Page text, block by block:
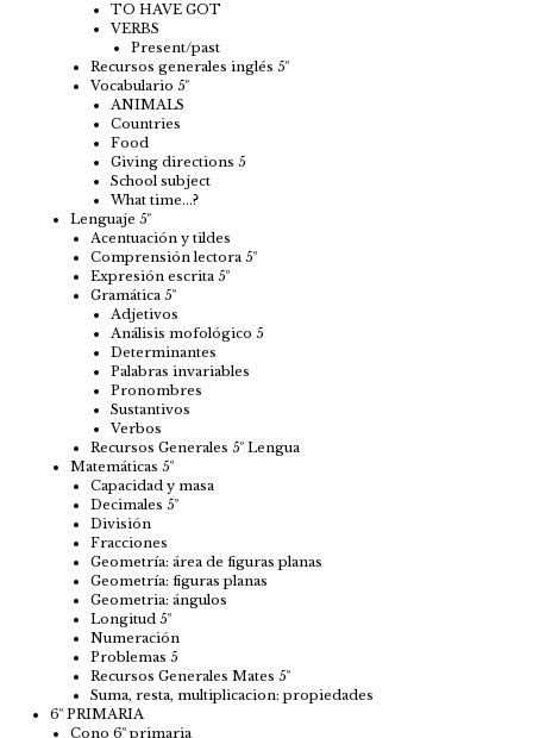
TO HAVE GOT
VERBS
Present/past
Recursos generales inglés 5º
Vocabulario 5º
ANIMALS
Countries
Food
Giving directions 5
School subject
What time…?
Lenguaje 5º
Acentuación y tildes
Comprensión lectora 5º
Expresión escrita 5º
Gramática 5º
Adjetivos
Análisis mofológico 5
Determinantes
Palabras invariables
Pronombres
Sustantivos
Verbos
Recursos Generales 5º Lengua
Matemáticas 5º
Capacidad y masa
Decimales 5º
División
Fracciones
Geometría: área de figuras planas
Geometría: figuras planas
Geometria: ángulos
Longitud 5º
Numeración
Problemas 5
Recursos Generales Mates 5º
Suma, resta, multiplicacion: propiedades
6º PRIMARIA
Cono 6º primaria